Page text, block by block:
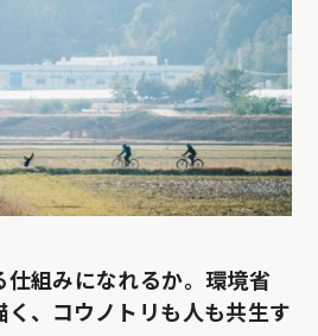
組みになれるか。環境省
く、コウノトリも人も共生す